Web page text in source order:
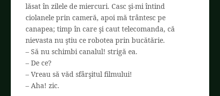
lăsat în zilele de miercuri. Casc şi-mi întind
ciolanele prin cameră, apoi mă trântesc pe
canapea; timp în care şi caut telecomanda, că
nievasta nu ştiu ce robotea prin bucătărie.
– Să nu schimbi canalul! strigă ea.
– De ce?
– Vreau să văd sfârşitul filmului!
– Aha! zic.